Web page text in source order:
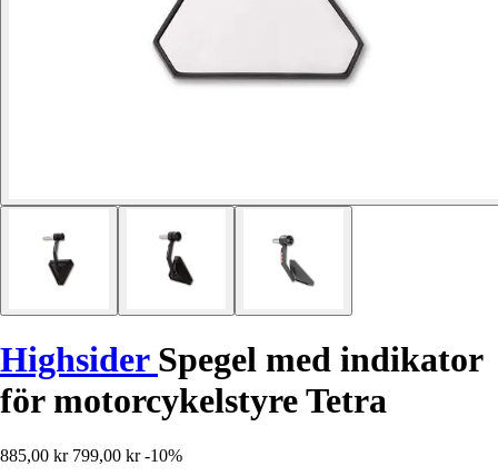
Highsider Spegel med indikator
för motorcykelstyre Tetra
885,00 kr 799,00 kr -10%